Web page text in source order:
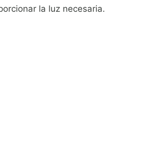
la luz necesaria.